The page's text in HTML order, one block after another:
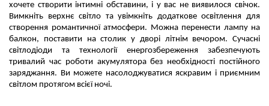
хочете створити інтимні обставини, і у вас не виявилося свічок.
Вимкніть верхнє світло та увімкніть додаткове освітлення для
створення романтичної атмосфери. Можна перенести лампу на
балкон, поставити на столик у дворі літнім вечором. Сучасні
світлодіоди та технології енергозбереження забезпечують
тривалий час роботи акумулятора без необхідності постійного
заряджання. Ви можете насолоджуватися яскравим і приємним
світлом протягом всієї ночі.